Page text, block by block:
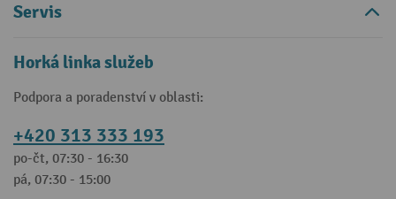
Servis
Horká linka služeb
Podpora a poradenství v oblasti:
+420 313 333 193
po-čt, 07:30 - 16:30
pá, 07:30 - 15:00